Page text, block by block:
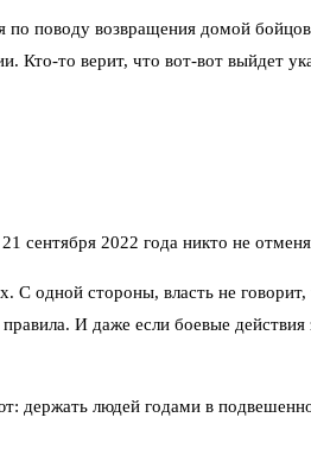
по поводу возвращения домой
то верит, что вот-вот выйдет
сентября 2022 года никто не
С одной стороны, власть не
И даже если боевые
держать людей годами в